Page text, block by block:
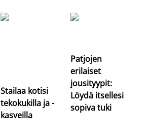
Stailaa kotisi
tekokukilla ja -
kasveilla
Patjojen
erilaiset
jousityypit:
Löydä itsellesi
sopiva tuki